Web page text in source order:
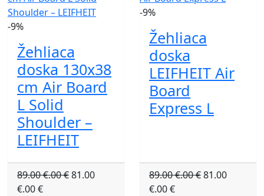
-9%
Žehliaca
doska 130x38
cm Air Board
L Solid
Shoulder –
LEIFHEIT
89.00 €.00 €81.00
€.00 €
-9%
Žehliaca
doska
LEIFHEIT Air
Board
Express L
89.00 €.00 €81.00
€.00 €